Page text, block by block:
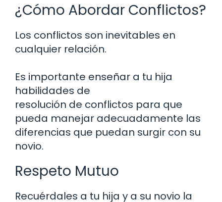
¿Cómo Abordar Conflictos?
Los conflictos son inevitables en
cualquier relación.
Es importante enseñar a tu hija
habilidades de
resolución de conflictos para que
pueda manejar adecuadamente las
diferencias que puedan surgir con su
novio.
Respeto Mutuo
Recuérdales a tu hija y a su novio la